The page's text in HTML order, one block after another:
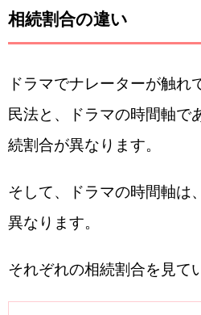
相続割合の違い
ドラマでナレーターが触れ
民法と、ドラマの時間軸で
続割合が異なります。
そして、ドラマの時間軸は
異なります。
それぞれの相続割合を見て